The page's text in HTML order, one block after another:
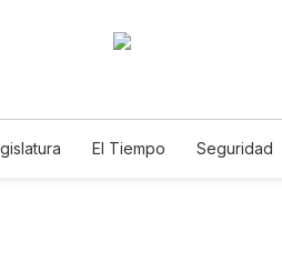
El Tiempo Seguridad